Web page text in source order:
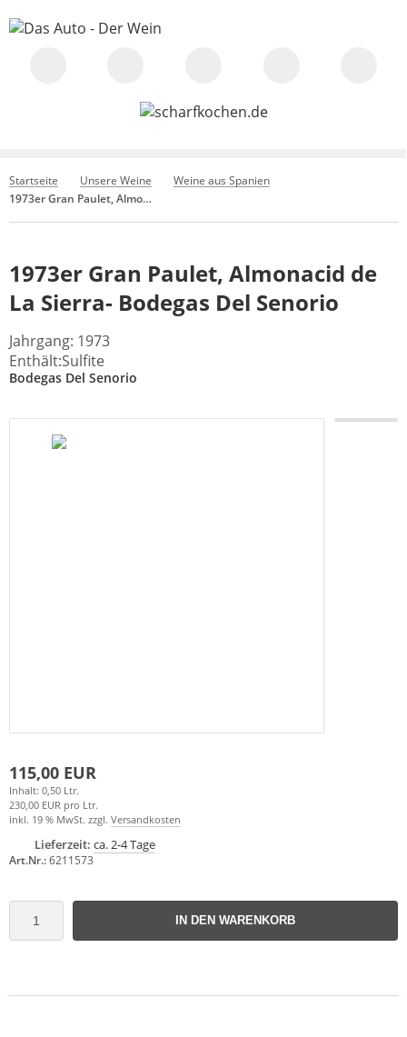
Startseite Unsere Weine
Weine aus Spanien
1973er Gran Paulet, Almonacid de La Sierra- Bodegas Del Senorio
1973er Gran Paulet, Almonacid de
La Sierra- Bodegas Del Senorio
Jahrgang: 1973
Enthält:Sulfite
Bodegas Del Senorio
115,00 EUR
Inhalt: 0,50 Ltr.
230,00 EUR pro Ltr.
inkl. 19 % MwSt. zzgl. Versandkosten
Lieferzeit: ca. 2-4 Tage
Art.Nr.:6211573
IN DEN WARENKORB